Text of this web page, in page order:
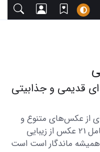
ای قدیمی و جذابیتی
از عکس‌های متنوع و
زیبا دعوت می‌کنیم. این مجموعه شامل 21 عکس از زیبایی
ماندگار است است